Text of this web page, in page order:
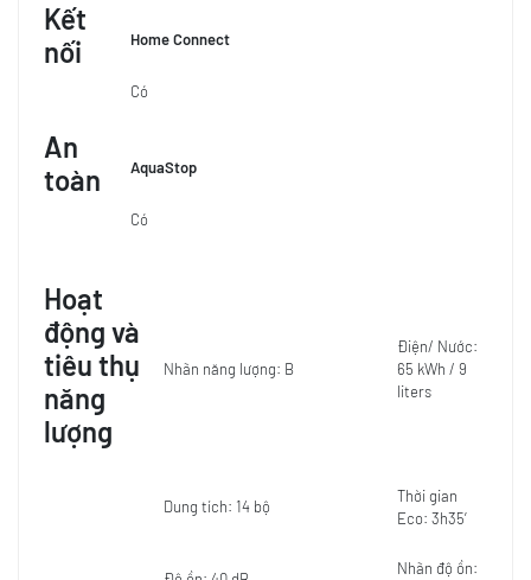
Kết
nối
Home Connect
Có
An
toàn
AquaStop
Có
Hoạt
động và
tiêu thụ
năng
lượng
Nhãn năng lượng: B
Điện/ Nước:
65 kWh / 9
liters
Dung tích: 14 bộ
Thời gian
Eco: 3h35′
Nhãn độ ồn: